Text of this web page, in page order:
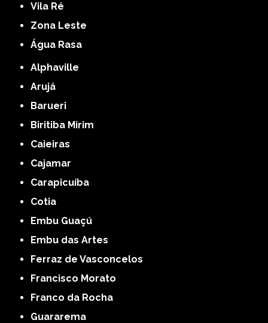
Vila Ré
Zona Leste
Água Rasa
Alphaville
Arujá
Barueri
Biritiba Mirim
Caieiras
Cajamar
Carapicuíba
Cotia
Embu Guaçú
Embu das Artes
Ferraz de Vasconcelos
Francisco Morato
Franco da Rocha
Guararema